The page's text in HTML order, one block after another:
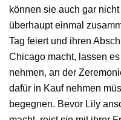
können sie auch gar
überhaupt einmal
Tag feiert und ihren
Chicago macht, lassen
nehmen, an der
dafür in Kauf nehmen
begegnen. Bevor Lily